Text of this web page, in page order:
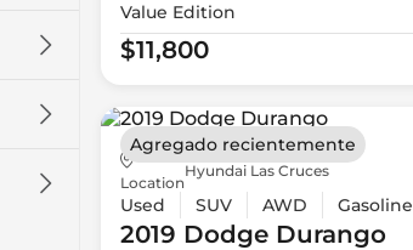
Value Edition
$11,800
Location
Hyundai Las Cruces
Used SUV AWD Gasoline
2019 DodgeDurango
Agregado recientemente